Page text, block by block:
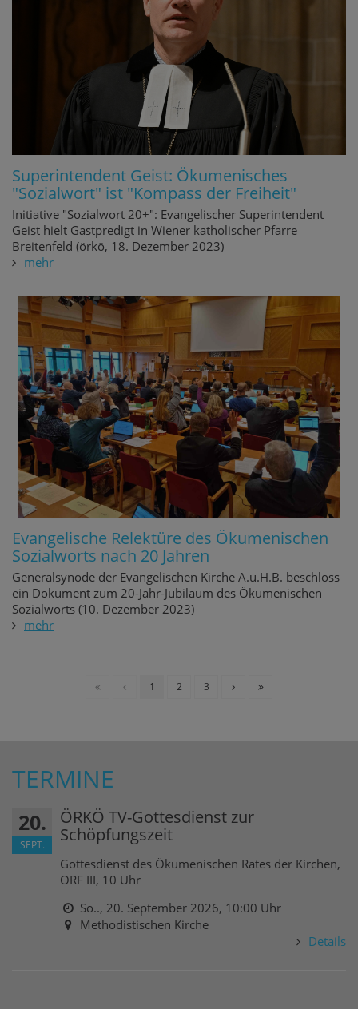
Superintendent Geist: Ökumenisches
"Sozialwort" ist "Kompass der Freiheit"
Initiative "Sozialwort 20+": Evangelischer Superintendent
Geist hielt Gastpredigt in Wiener katholischer Pfarre
Breitenfeld (örkö, 18. Dezember 2023)
mehr
Evangelische Relektüre des Ökumenischen
Sozialworts nach 20 Jahren
Generalsynode der Evangelischen Kirche A.u.H.B. beschloss
ein Dokument zum 20-Jahr-Jubiläum des Ökumenischen
Sozialworts (10. Dezember 2023)
mehr
1 2 3
TERMINE
20.
SEPT.
ÖRKÖ TV-Gottesdienst zur
Schöpfungszeit
Gottesdienst des Ökumenischen Rates der Kirchen,
ORF III, 10 Uhr
So.., 20. September 2026, 10:00 Uhr
Methodistischen Kirche
Details